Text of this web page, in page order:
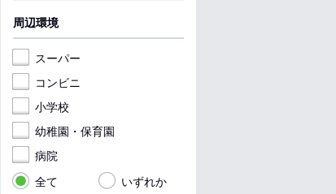
周辺環境
スーパー
コンビニ
小学校
幼稚園・保育園
病院
全て
いずれか